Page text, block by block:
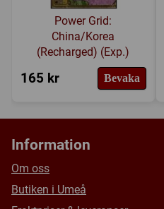
Power Grid:
China/Korea
(Recharged) (Exp.)
165 kr Bevaka
Information
Om oss
Butiken i Umeå